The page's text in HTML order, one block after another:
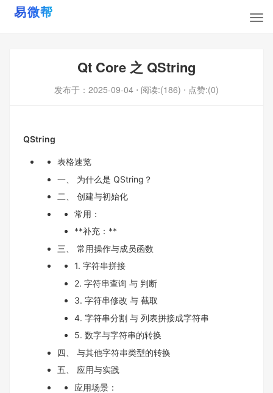
Qt Core 之 QString
发布于： 2025-09-04 ⋅ 阅读:(186) ⋅ 点赞:(0)
QString
表格速览
一、 为什么是 QString？
二、 创建与初始化
常用：
**补充：**
三、 常用操作与成员函数
1. 字符串拼接
2. 字符串查询 与 判断
3. 字符串修改 与 截取
4. 字符串分割 与 列表拼接成字符串
5. 数字与字符串的转换
四、 与其他字符串类型的转换
五、 应用与实践
应用场景：